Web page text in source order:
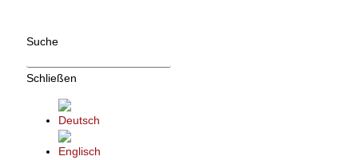
Suche
Schließen